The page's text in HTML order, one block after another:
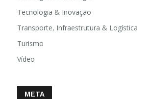
Tecnologia & Inovação
Transporte, Infraestrutura & Logística
Turismo
Vídeo
META